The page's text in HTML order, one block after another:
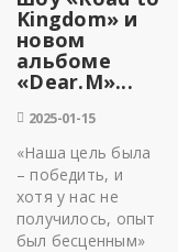
Kingdom» и
новом
альбоме
«Dear.M»...
2025-01-15
«Наша цель была
– победить, и
хотя у нас не
получилось, опыт
был бесценным»